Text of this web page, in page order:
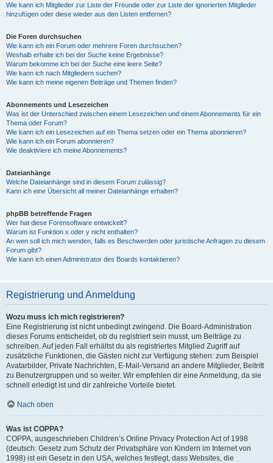
Wie kann ich Mitglieder zur Liste der Freunde oder zur Liste der ignorierten Mitglieder
hinzufügen oder diese wieder aus den Listen entfernen?
Die Foren durchsuchen
Wie kann ich ein Forum oder mehrere Foren durchsuchen?
Weshalb erhalte ich bei der Suche keine Ergebnisse?
Warum bekomme ich bei der Suche eine leere Seite?
Wie kann ich nach Mitgliedern suchen?
Wie kann ich meine eigenen Beiträge und Themen finden?
Abonnements und Lesezeichen
Was ist der Unterschied zwischen einem Lesezeichen und einem Abonnements für ein
Thema oder Forum?
Wie kann ich ein Lesezeichen auf ein Thema setzen oder ein Thema abonnieren?
Wie kann ich ein Forum abonnieren?
Wie deaktiviere ich meine Abonnements?
Dateianhänge
Welche Dateianhänge sind in diesem Forum zulässig?
Kann ich eine Übersicht all meiner Dateianhänge erhalten?
phpBB betreffende Fragen
Wer hat diese Forensoftware entwickelt?
Warum ist Funktion x oder y nicht enthalten?
An wen soll ich mich wenden, falls es Beschwerden oder juristische Anfragen zu diesem
Forum gibt?
Wie kann ich einen Administrator des Boards kontaktieren?
Registrierung und Anmeldung
Wozu muss ich mich registrieren?
Eine Registrierung ist nicht unbedingt zwingend. Die Board-Administration
dieses Forums entscheidet, ob du registriert sein musst, um Beiträge zu
schreiben. Auf jeden Fall erhältst du als registriertes Mitglied Zugriff auf
zusätzliche Funktionen, die Gästen nicht zur Verfügung stehen: zum Beispiel
Avatarbilder, Private Nachrichten, E-Mail-Versand an andere Mitglieder, Beitritt
zu Benutzergruppen und so weiter. Wir empfehlen dir eine Anmeldung, da sie
schnell erledigt ist und dir zahlreiche Vorteile bietet.
Nach oben
Was ist COPPA?
COPPA, ausgeschrieben Children’s Online Privacy Protection Act of 1998
(deutsch: Gesetz zum Schutz der Privatsphäre von Kindern im Internet von
1998) ist ein Gesetz in den USA, welches festlegt, dass Websites, die